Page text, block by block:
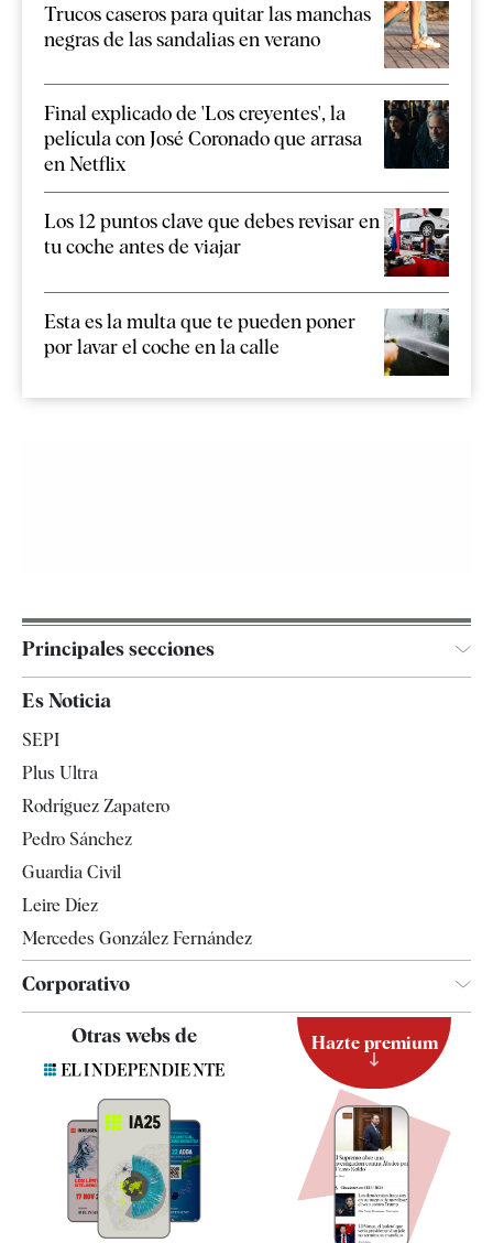
Trucos caseros para quitar las manchas
negras de las sandalias en verano
Final explicado de 'Los creyentes', la
película con José Coronado que arrasa
en Netflix
Los 12 puntos clave que debes revisar en
tu coche antes de viajar
Esta es la multa que te pueden poner
por lavar el coche en la calle
Principales secciones
España
Televisión
Es Noticia
SEPI
Plus Ultra
Rodríguez Zapatero
Pedro Sánchez
Guardia Civil
Leire Díez
Mercedes González Fernández
Corporativo
Contacto
Quiénes somos
Especificaciones
Otras webs de Hazte premium